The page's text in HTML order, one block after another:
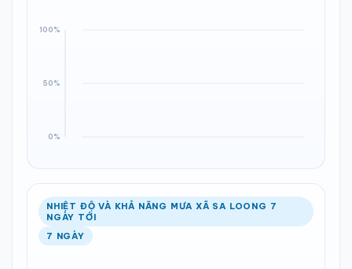
NHIỆT ĐỘ VÀ KHẢ NĂNG MƯA XÃ SA LOONG 7
NGÀY TỚI
7 NGÀY